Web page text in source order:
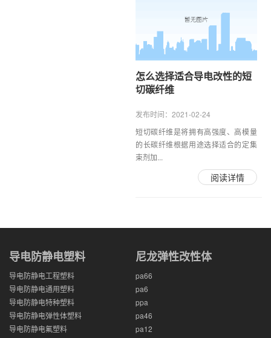
怎么选择适合导电改性的短
切碳纤维
发布时间：2021-02-24
短切碳纤维是将拥有高强度、高模量
的长碳纤维根据用途选择适合的定集
束剂加...
阅读详情
导电防静电塑料
导电防静电工程塑料
导电防静电通用塑料
导电防静电特种塑料
导电防静电弹性体塑料
导电防静电氟塑料
尼龙弹性改性体
pa66
pa6
ppa
pa46
pa12